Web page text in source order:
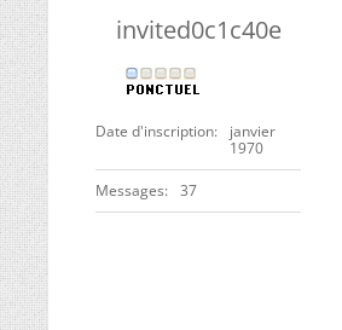
invited0c1c40e
Date d'inscription
janvier
1970
Messages 37